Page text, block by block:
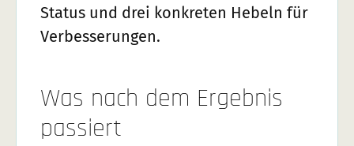
Status und drei konkreten Hebeln für
Verbesserungen.
Was nach dem Ergebnis
passiert